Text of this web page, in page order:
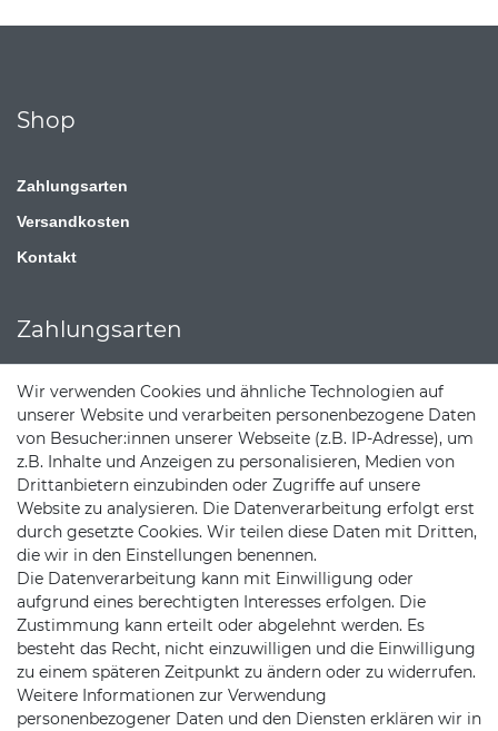
Shop
Zahlungsarten
Versandkosten
Kontakt
Zahlungsarten
Versandpartner
Wir verwenden Cookies und ähnliche Technologien auf
unserer Website und verarbeiten personenbezogene Daten
von Besucher:innen unserer Webseite (z.B. IP-Adresse), um
z.B. Inhalte und Anzeigen zu personalisieren, Medien von
Drittanbietern einzubinden oder Zugriffe auf unsere
Website zu analysieren. Die Datenverarbeitung erfolgt erst
durch gesetzte Cookies. Wir teilen diese Daten mit Dritten,
die wir in den Einstellungen benennen.
Die Datenverarbeitung kann mit Einwilligung oder
aufgrund eines berechtigten Interesses erfolgen. Die
Zustimmung kann erteilt oder abgelehnt werden. Es
besteht das Recht, nicht einzuwilligen und die Einwilligung
zu einem späteren Zeitpunkt zu ändern oder zu widerrufen.
Weitere Informationen zur Verwendung
personenbezogener Daten und den Diensten erklären wir in